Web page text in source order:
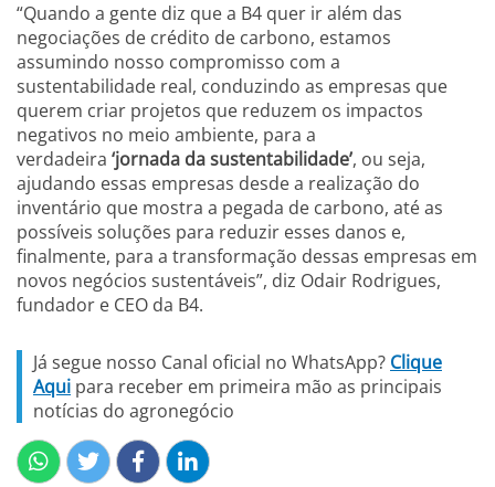
“Quando a gente diz que a B4 quer ir além das
negociações de crédito de carbono, estamos
assumindo nosso compromisso com a
sustentabilidade real, conduzindo as empresas que
querem criar projetos que reduzem os impactos
negativos no meio ambiente, para a
verdadeira ‘jornada da sustentabilidade’, ou seja,
ajudando essas empresas desde a realização do
inventário que mostra a pegada de carbono, até as
possíveis soluções para reduzir esses danos e,
finalmente, para a transformação dessas empresas em
novos negócios sustentáveis”, diz Odair Rodrigues,
fundador e CEO da B4.
Já segue nosso Canal oficial no WhatsApp? Clique
Aqui para receber em primeira mão as principais
notícias do agronegócio